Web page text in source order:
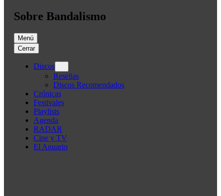
Sobre Bandalismo
Menú
Cerrar
Discos
Reseñas
Discos Recomendados
Crónicas
Festivales
Playlists
Agenda
RADAR
Cine y TV
El Anuario